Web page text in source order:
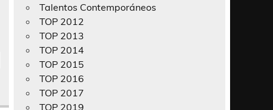
Talentos Contemporáneos
TOP 2012
TOP 2013
TOP 2014
TOP 2015
TOP 2016
TOP 2017
TOP 2019